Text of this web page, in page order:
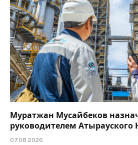
Муратжан Мусайбеков
руководителем Атырауского
07.08.2026